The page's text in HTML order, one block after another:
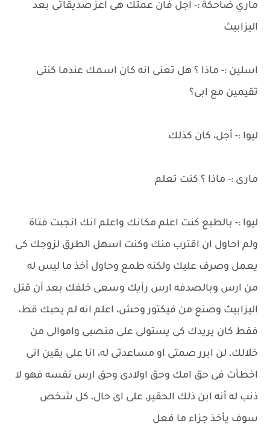
ماري ضاحكة :- اجل فان عمتك هى اعز صديقاتى بعد
اليزابيث
اسلين :- ماذا ؟ هل تعنى انه كان اسمك عندما كنتى
تقيمين مع ابى؟
ليوا :- أجل، كان كذلك
مارى :- ماذا ؟ كنت تعلم
ليوا :- بالطبع كنت اعلم مكانك واعلم انك انجبت فتاة
ولم احاول ان اقترب منك وكنت اسهل الطرق لزوجك كى
يعمل وصرف عليك ولكنه طمع وحاول أخذ ما ليس له
من ارس وبالصدفه ارس رأيك وسعى خلفك بعد أن قتل
اليزابيث وصنع من فيكتور وحش، اعلم انه لم يحبك قط،
فقط كان يريدك كى يستولى على منصبى واموالى من
خلالك، لن ابرر صمتى او مساعدتى له، انا على يقين انى
اخطأت فى حق امك وحق اولادى وحق ارس نفسه فهو لا
ذنب له أنه ابن ذلك الحقير، على اى حال، كل شخص
سوف يأخذ جزاء ما فعل